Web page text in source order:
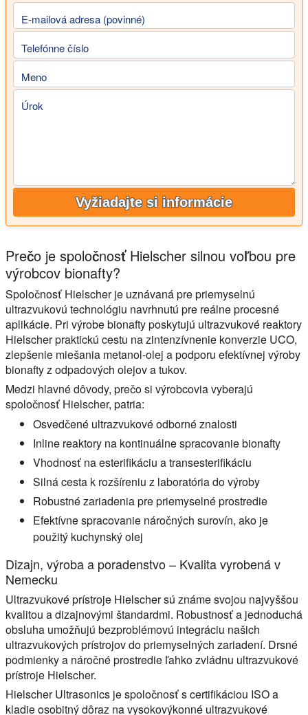
E-mailová adresa (povinné)
Telefónne číslo
Meno
Úrok
Vyžiadajte si informácie
Prečo je spoločnosť Hielscher silnou voľbou pre
výrobcov bionafty?
Spoločnosť Hielscher je uznávaná pre priemyselnú
ultrazvukovú technológiu navrhnutú pre reálne procesné
aplikácie. Pri výrobe bionafty poskytujú ultrazvukové reaktory
Hielscher praktickú cestu na zintenzívnenie konverzie UCO,
zlepšenie miešania metanol-olej a podporu efektívnej výroby
bionafty z odpadových olejov a tukov.
Medzi hlavné dôvody, prečo si výrobcovia vyberajú
spoločnosť Hielscher, patria:
Osvedčené ultrazvukové odborné znalosti
Inline reaktory na kontinuálne spracovanie bionafty
Vhodnosť na esterifikáciu a transesterifikáciu
Silná cesta k rozšíreniu z laboratória do výroby
Robustné zariadenia pre priemyselné prostredie
Efektívne spracovanie náročných surovín, ako je
použitý kuchynský olej
Dizajn, výroba a poradenstvo – Kvalita vyrobená v
Nemecku
Ultrazvukové prístroje Hielscher sú známe svojou najvyššou
kvalitou a dizajnovými štandardmi. Robustnosť a jednoduchá
obsluha umožňujú bezproblémovú integráciu našich
ultrazvukových prístrojov do priemyselných zariadení. Drsné
podmienky a náročné prostredie ľahko zvládnu ultrazvukové
prístroje Hielscher.
Hielscher Ultrasonics je spoločnosť s certifikáciou ISO a
kladie osobitný dôraz na vysokovýkonné ultrazvukové